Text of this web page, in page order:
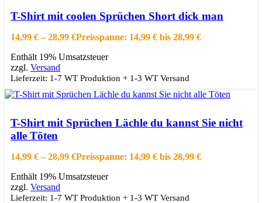
Schnellansicht
T-Shirt mit coolen Sprüchen Short dick man
14,99 € –28,99 €Preisspanne: 14,99 € bis 28,99 €
Enthält 19% Umsatzsteuer
zzgl. Versand
Lieferzeit: 1-7 WT Produktion + 1-3 WT Versand
Schnellansicht
Zur Wishlist hinzufügen
T-Shirt mit Sprüchen Lächle du kannst Sie nicht
alle Töten
14,99 € –28,99 €Preisspanne: 14,99 € bis 28,99 €
Enthält 19% Umsatzsteuer
zzgl. Versand
Lieferzeit: 1-7 WT Produktion + 1-3 WT Versand